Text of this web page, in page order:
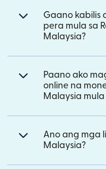
Gaano kabilis
pera mula sa
Malaysia?
Paano ako
online na
Malaysia mula
Ano ang mga
Malaysia?